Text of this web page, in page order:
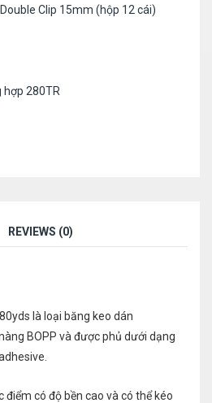
nhựa – 2,5Cm
– A4
REVIEWS (0)
là loại băng keo dán
BOPP và được phủ dưới dạng
điểm có độ bền cao và có thể kéo